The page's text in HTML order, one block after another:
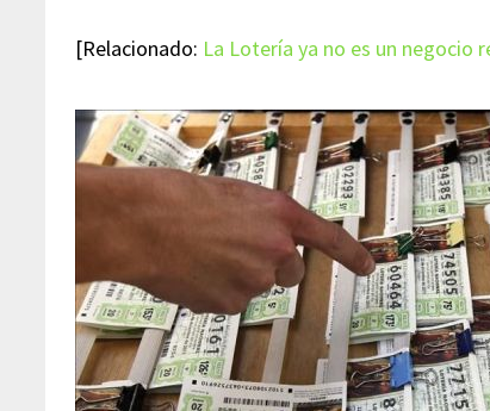
[Relacionado: La Lotería ya no es un negocio